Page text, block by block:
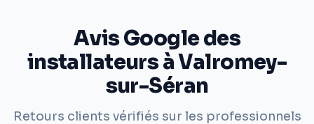
Avis Google des
installateurs à Valromey-
sur-Séran
Retours clients vérifiés sur les professionnels